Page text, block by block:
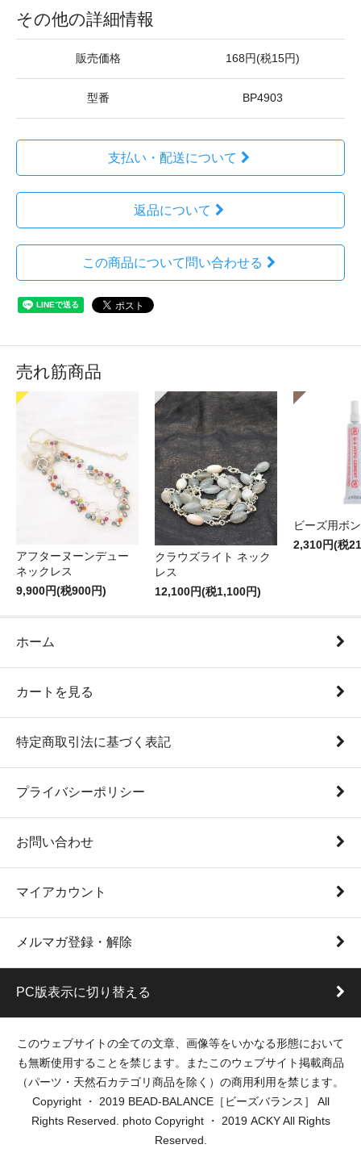
その他の詳細情報
販売価格 168円(税15円)
型番 BP4903
支払い・配送について
返品について
この商品について問い合わせる
売れ筋商品
アフターヌーンデュー
ネックレス
9,900円(税900円)
クラウズライト ネック
レス
12,100円(税1,100円)
ビーズ用ボ
2,310円(税
ホーム
カートを見る
特定商取引法に基づく表記
プライバシーポリシー
お問い合わせ
マイアカウント
メルマガ登録・解除
PC版表示に切り替える
このウェブサイトの全ての文章、画像等をいかなる形態において
も無断使用することを禁じます。またこのウェブサイト掲載商品
（パーツ・天然石カテゴリ商品を除く）の商用利用を禁じます。
Copyright ・ 2019 BEAD-BALANCE［ビーズバランス］ All
Rights Reserved. photo Copyright ・ 2019 ACKY All Rights
Reserved.